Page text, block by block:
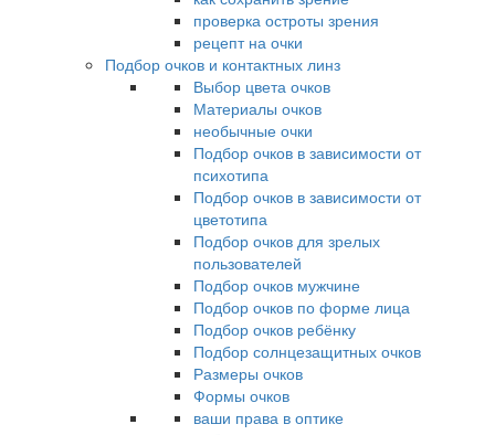
проверка остроты зрения
рецепт на очки
Подбор очков и контактных линз
Выбор цвета очков
Материалы очков
необычные очки
Подбор очков в зависимости от
психотипа
Подбор очков в зависимости от
цветотипа
Подбор очков для зрелых
пользователей
Подбор очков мужчине
Подбор очков по форме лица
Подбор очков ребёнку
Подбор солнцезащитных очков
Размеры очков
Формы очков
ваши права в оптике